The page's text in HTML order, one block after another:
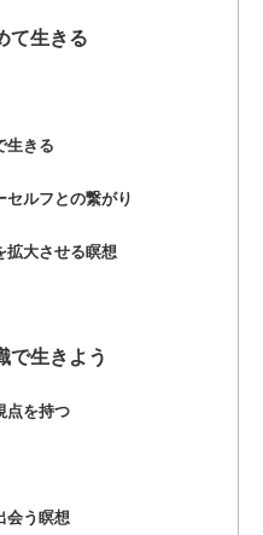
て生きる
生きる
ルフとの繋がり
大させる瞑想
で生きよう
を持つ
会う瞑想